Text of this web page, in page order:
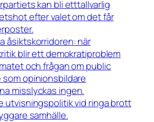
kan bli etttallvarlig
efter valet om det får
åsiktskorridoren: när
blir ett demokratiproblem
och frågan om public
som opinionsbildare
misslyckas ingen.
utvisningspolitik vid ringa brott
samhälle.